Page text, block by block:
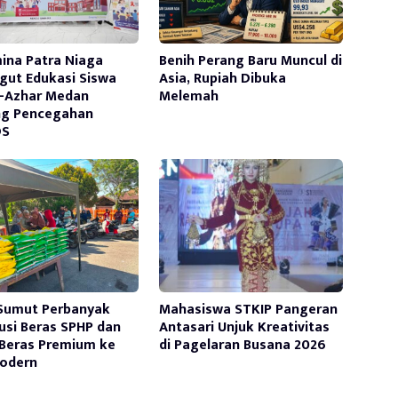
Patra Niaga
Edukasi Siswa
Azhar Medan
Pencegahan
Benih Perang Baru Muncul di
Asia, Rupiah Dibuka
Melemah
Perbanyak
Beras SPHP dan
Premium ke
Mahasiswa STKIP Pangeran
Antasari Unjuk Kreativitas
di Pagelaran Busana 2026